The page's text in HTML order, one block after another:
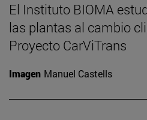
El Instituto BIOMA
las plantas al cambio
Proyecto CarViTrans
Imagen Manuel Castells